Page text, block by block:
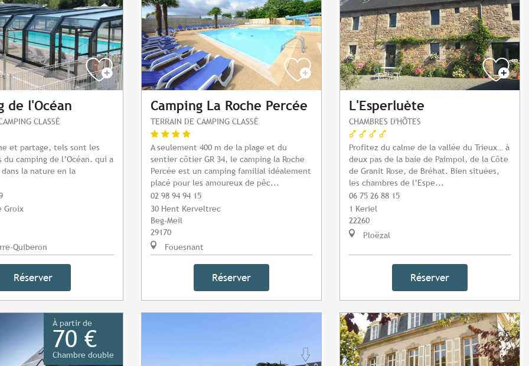
de l'Océan
CLASSÉ
et partage, tels sont les
camping de l’Océan. qui a
la nature en la
Groix
Quiberon
Réserver
Camping La Roche Percée
TERRAIN DE CAMPING CLASSÉ
A seulement 400 m de la plage et du
sentier côtier GR 34, le camping la Roche
Percée est un camping familial idéalement
placé pour les amoureux de pêc...
02 98 94 94 15
30 Hent Kerveltrec
Beg-Meil
29170
Fouesnant
Réserver
L'Esperluète
CHAMBRES D'HÔTES
Profitez du calme de la vallée du Trieux… à
deux pas de la baie de Paimpol, de la Côte
de Granit Rose, de Bréhat. Bien situées,
les chambres de l’Espe...
06 75 26 88 15
1 Keriel
22260
Ploëzal
Réserver
À partir de
70 €
Chambre double